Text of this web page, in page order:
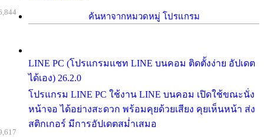
ค้นหาจากหมวดหมู่ โปรแกรม
LINE PC (โปรแกรมแชท LINE บนคอม ติดตั้งง่าย อัปเดต
ได้เอง) 26.2.0
โปรแกรม LINE PC ใช้งาน LINE บนคอม เปิดใช้ขณะนั่ง
หน้าจอ ได้อย่างสะดวก พร้อมคุยด้วยเสียง คุยเห็นหน้า ส่ง
สติกเกอร์ มีการอัปเดตสม่ำเสมอ